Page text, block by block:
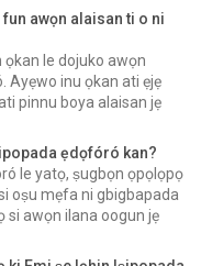
awọn alaisan ti o ni
le dojuko awọn
Ayẹwo inu ọkan ati ẹjẹ
pinnu boya alaisan jẹ
ẹdọfóró kan?
le yatọ, ṣugbọn ọpọlọpọ
oṣu mẹfa ni gbigbapada
si awọn ilana oogun jẹ